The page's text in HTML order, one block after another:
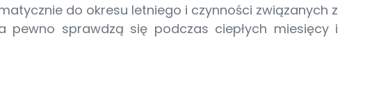
do okresu letniego i czynności związanych z
sprawdzą się podczas ciepłych miesięcy i